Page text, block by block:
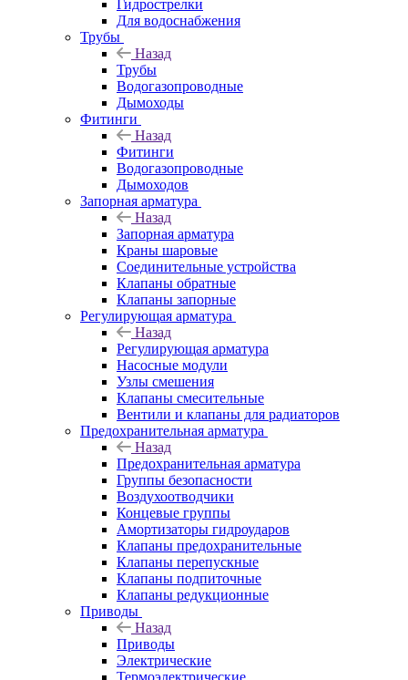
Гидрострелки
Для водоснабжения
Трубы
Назад
Трубы
Водогазопроводные
Дымоходы
Фитинги
Назад
Фитинги
Водогазопроводные
Дымоходов
Запорная арматура
Назад
Запорная арматура
Краны шаровые
Соединительные устройства
Клапаны обратные
Клапаны запорные
Регулирующая арматура
Назад
Регулирующая арматура
Насосные модули
Узлы смешения
Клапаны смесительные
Вентили и клапаны для радиаторов
Предохранительная арматура
Назад
Предохранительная арматура
Группы безопасности
Воздухоотводчики
Концевые группы
Амортизаторы гидроударов
Клапаны предохранительные
Клапаны перепускные
Клапаны подпиточные
Клапаны редукционные
Приводы
Назад
Приводы
Электрические
Термоэлектрические